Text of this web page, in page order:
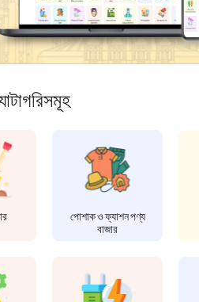
পোশাক ও ফ্যাশন পণ্য
বাজার